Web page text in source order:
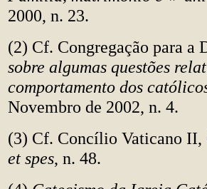
2000, n. 23.
(2) Cf. Congregação para a
sobre algumas questões
comportamento dos
Novembro de 2002, n. 4.
(3) Cf. Concílio Vaticano
et spes, n. 48.